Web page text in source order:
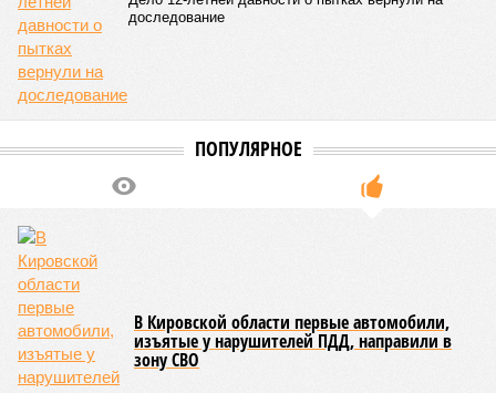
доследование
ПОПУЛЯРНОЕ
В Кировской области первые автомобили,
изъятые у нарушителей ПДД, направили в
зону СВО